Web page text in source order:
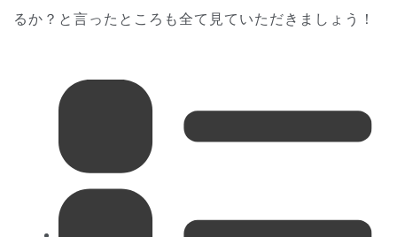
るか？と言ったところも全て見ていただきましょう！